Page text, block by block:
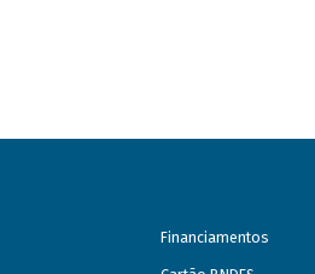
Financiamentos